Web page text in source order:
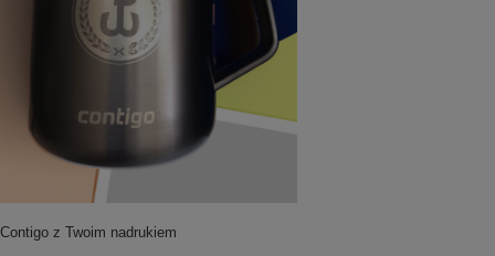
Contigo z Twoim nadrukiem